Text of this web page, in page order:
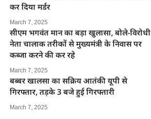
कर दिया मर्डर
March 7, 2025
सीएम भगवंत मान का बड़ा खुलासा, बोले-विरोधी
नेता चालाक तरीकों से मुख्यमंत्री के निवास पर
कब्जा करने की कर रहे
March 7, 2025
बब्बर खालसा का सक्रिय आतंकी यूपी से
गिरफ्तार, तड़के 3 बजे हुई गिरफ्तारी
March 7, 2025